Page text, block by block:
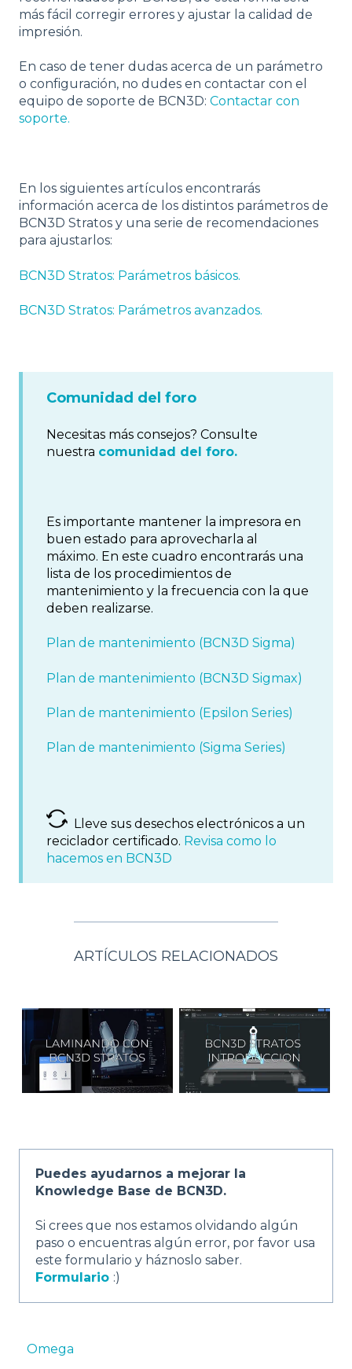
más fácil corregir errores y ajustar la calidad de
impresión.
En caso de tener dudas acerca de un parámetro
o configuración, no dudes en contactar con el
equipo de soporte de BCN3D: Contactar con
soporte.
En los siguientes artículos encontrarás
información acerca de los distintos parámetros de
BCN3D Stratos y una serie de recomendaciones
para ajustarlos:
BCN3D Stratos: Parámetros básicos.
BCN3D Stratos: Parámetros avanzados.
Comunidad del foro
Necesitas más consejos? Consulte
nuestra comunidad del foro.
Es importante mantener la impresora en
buen estado para aprovecharla al
máximo. En este cuadro encontrarás una
lista de los procedimientos de
mantenimiento y la frecuencia con la que
deben realizarse.
Plan de mantenimiento (BCN3D Sigma)
Plan de mantenimiento (BCN3D Sigmax)
Plan de mantenimiento (Epsilon Series)
Plan de mantenimiento (Sigma Series)
Lleve sus desechos electrónicos a un
reciclador certificado. Revisa como lo
hacemos en BCN3D
ARTÍCULOS RELACIONADOS
Puedes ayudarnos a mejorar la
Knowledge Base de BCN3D.
Si crees que nos estamos olvidando algún
paso o encuentras algún error, por favor usa
este formulario y háznoslo saber.
Formulario :)
Omega